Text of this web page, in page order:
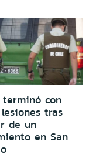
con
tras
de un
en San